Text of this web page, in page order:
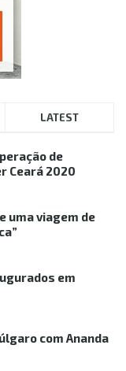
LATEST
de
Ceará 2020
uma viagem de
em
com Ananda